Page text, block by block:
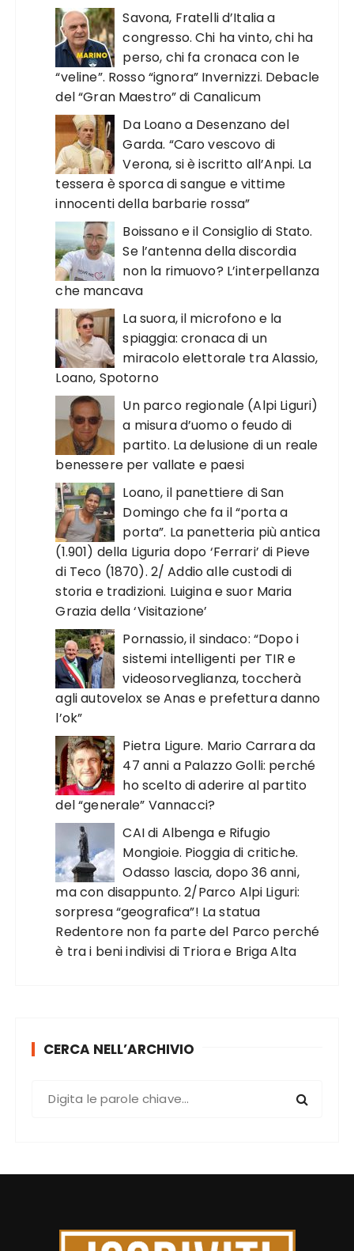
Savona, Fratelli d’Italia a
congresso. Chi ha vinto, chi ha
perso, chi fa cronaca con le
“veline”. Rosso “ignora” Invernizzi. Debacle
del “Gran Maestro” di Canalicum
Da Loano a Desenzano del
Garda. “Caro vescovo di
Verona, si è iscritto all’Anpi. La
tessera è sporca di sangue e vittime
innocenti della barbarie rossa”
Boissano e il Consiglio di Stato.
Se l’antenna della discordia
non la rimuovo? L’interpellanza
che mancava
La suora, il microfono e la
spiaggia: cronaca di un
miracolo elettorale tra Alassio,
Loano, Spotorno
Un parco regionale (Alpi Liguri)
a misura d’uomo o feudo di
partito. La delusione di un reale
benessere per vallate e paesi
Loano, il panettiere di San
Domingo che fa il “porta a
porta”. La panetteria più antica
(1.901) della Liguria dopo ‘Ferrari’ di Pieve
di Teco (1870). 2/ Addio alle custodi di
storia e tradizioni. Luigina e suor Maria
Grazia della ‘Visitazione’
Pornassio, il sindaco: “Dopo i
sistemi intelligenti per TIR e
videosorveglianza, toccherà
agli autovelox se Anas e prefettura danno
l’ok”
Pietra Ligure. Mario Carrara da
47 anni a Palazzo Golli: perché
ho scelto di aderire al partito
del “generale” Vannacci?
CAI di Albenga e Rifugio
Mongioie. Pioggia di critiche.
Odasso lascia, dopo 36 anni,
ma con disappunto. 2/Parco Alpi Liguri:
sorpresa “geografica”! La statua
Redentore non fa parte del Parco perché
è tra i beni indivisi di Triora e Briga Alta
CERCA NELL’ARCHIVIO